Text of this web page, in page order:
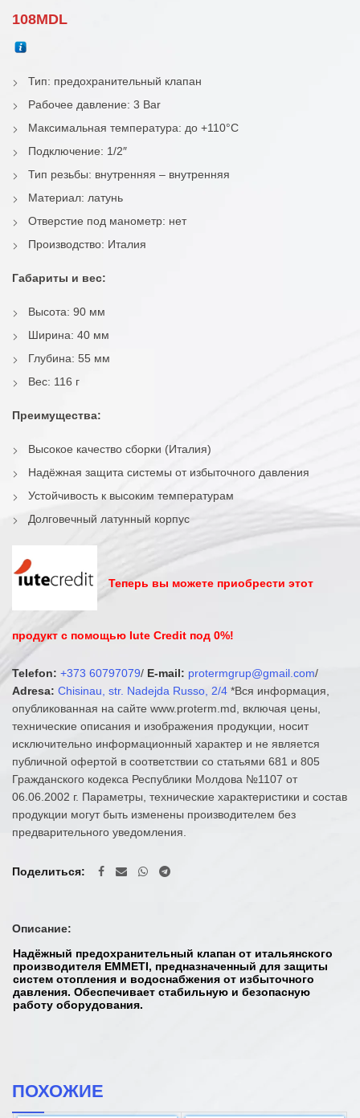
108MDL
Тип: предохранительный клапан
Рабочее давление: 3 Bar
Максимальная температура: до +110°C
Подключение: 1/2″
Тип резьбы: внутренняя – внутренняя
Материал: латунь
Отверстие под манометр: нет
Производство: Италия
Габариты и вес:
Высота: 90 мм
Ширина: 40 мм
Глубина: 55 мм
Вес: 116 г
Преимущества:
Высокое качество сборки (Италия)
Надёжная защита системы от избыточного давления
Устойчивость к высоким температурам
Долговечный латунный корпус
Теперь вы можете приобрести этот
продукт с помощью Iute Credit под 0%!
Telefon: +373 60797079/ E-mail: protermgrup@gmail.com/
Adresa: Chisinau, str. Nadejda Russo, 2/4 *Вся информация,
опубликованная на сайте www.proterm.md, включая цены,
технические описания и изображения продукции, носит
исключительно информационный характер и не является
публичной офертой в соответствии со статьями 681 и 805
Гражданского кодекса Республики Молдова №1107 от
06.06.2002 г. Параметры, технические характеристики и состав
продукции могут быть изменены производителем без
предварительного уведомления.
Поделиться
Описание:
Надёжный предохранительный клапан от итальянского
производителя EMMETI, предназначенный для защиты
систем отопления и водоснабжения от избыточного
давления. Обеспечивает стабильную и безопасную
работу оборудования.
ПОХОЖИЕ